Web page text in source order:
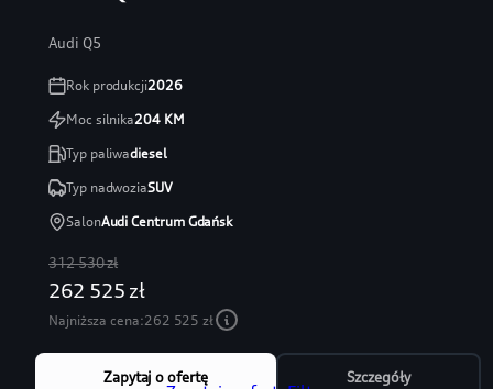
Audi Q5
Rok produkcji2026
Moc silnika204KM
Typ paliwadiesel
Typ nadwoziaSUV
SalonAudi Centrum Gdańsk
312 530 zł
262 525 zł
Najniższa cena:262 525 zł
Zapytaj o ofertę Szczegóły